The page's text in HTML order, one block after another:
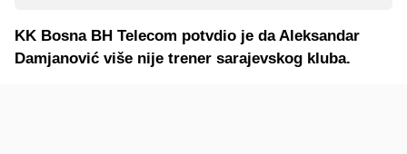
KK Bosna BH Telecom potvdio je da Aleksandar
Damjanović više nije trener sarajevskog kluba.